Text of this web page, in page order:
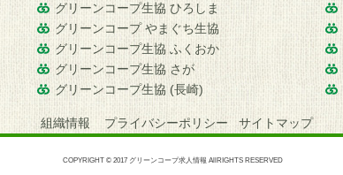
グリーンコープ生協 ひろしま
グリーンコープ やまぐち生協
グリーンコープ生協 ふくおか
グリーンコープ生協 さが
グリーンコープ生協 (長崎)
組織情報 プライバシーポリシー サイトマップ
COPYRIGHT © 2017 グリーンコープ求人情報 AllRIGHTS RESERVED